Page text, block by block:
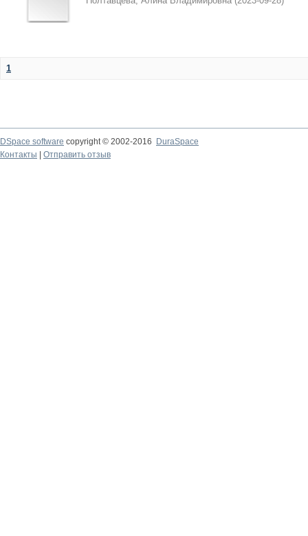
1
DSpace software copyright © 2002-2016
DuraSpace
Контакты
Отправить отзыв